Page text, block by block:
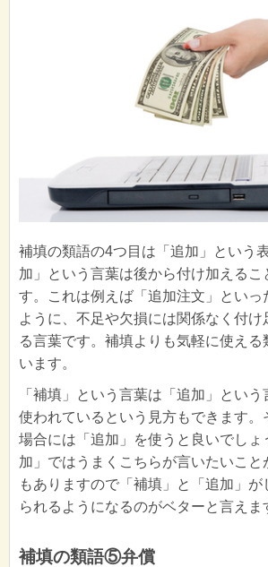
補填の類語の4つ目は「追加」という
加」という言葉は後から付け加えるこ
す。これは例えば「追加注文」といっ
ように、不足や欠損には関係なく付け
る言葉です。補填よりも気軽に使える
います。
「補填」という言葉は「追加」とい
使われているという見方もできます。
場合には「追加」を使うと良いでしょ
加」ではうまくこちらが言いたいこと
もありますので「補填」と「追加」が
られるようになるのがベターと言えま
補填の類語⑤弁償